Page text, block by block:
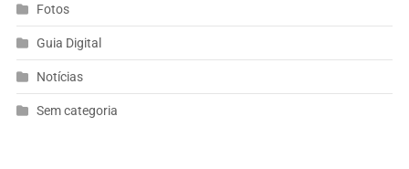
Fotos
Guia Digital
Notícias
Sem categoria